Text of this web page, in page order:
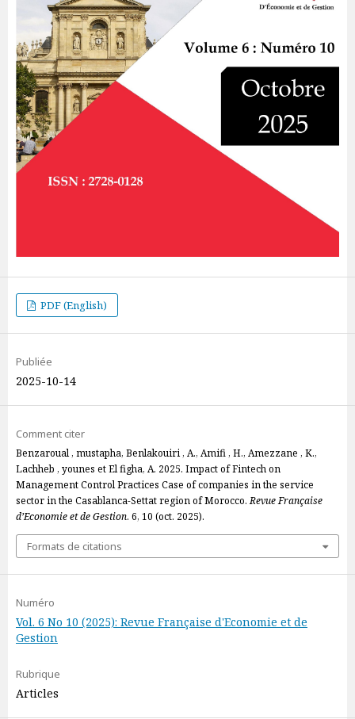
PDF (English)
Publiée
2025-10-14
Comment citer
Benzaroual , mustapha, Benlakouiri , A., Amifi , H., Amezzane , K.,
Lachheb , younes et El figha, A. 2025. Impact of Fintech on
Management Control Practices Case of companies in the service
sector in the Casablanca-Settat region of Morocco.Revue Française
d’Economie et de Gestion. 6, 10 (oct. 2025).
Formats de citations
Numéro
Vol. 6 No 10 (2025): Revue Française d'Economie et de
Gestion
Rubrique
Articles